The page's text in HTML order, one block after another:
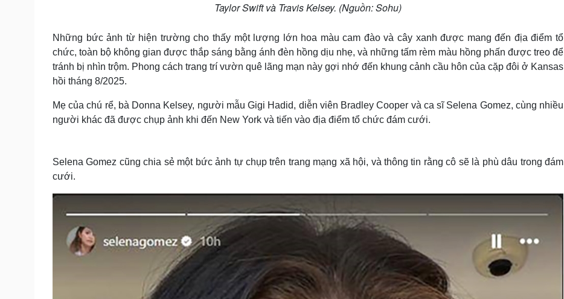
Taylor Swift và Travis Kelsey. (Nguồn: Sohu)
Những bức ảnh từ hiện trường cho thấy một lượng lớn hoa màu cam đào và cây xanh được mang đến địa điểm tổ
chức, toàn bộ không gian được thắp sáng bằng ánh đèn hồng dịu nhẹ, và những tấm rèm màu hồng phấn được treo để
tránh bị nhìn trộm. Phong cách trang trí vườn quê lãng mạn này gợi nhớ đến khung cảnh cầu hôn của cặp đôi ở Kansas
hồi tháng 8/2025.
Mẹ của chú rể, bà Donna Kelsey, người mẫu Gigi Hadid, diễn viên Bradley Cooper và ca sĩ Selena Gomez, cùng nhiều
người khác đã được chụp ảnh khi đến New York và tiến vào địa điểm tổ chức đám cưới.
Selena Gomez cũng chia sẻ một bức ảnh tự chụp trên trang mạng xã hội, và thông tin rằng cô sẽ là phù dâu trong đám
cưới.